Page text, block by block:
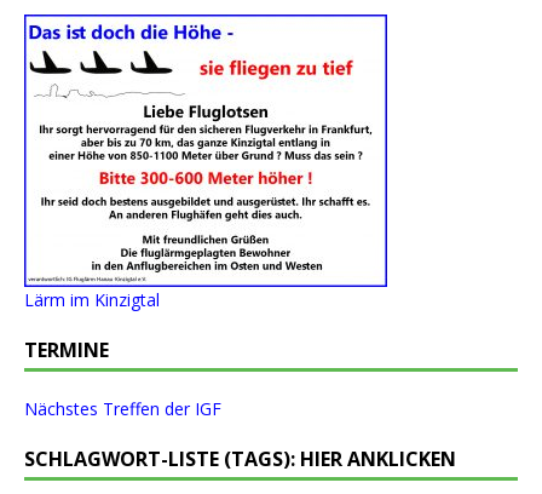
Lärm im Kinzigtal
TERMINE
Nächstes Treffen der IGF
SCHLAGWORT-LISTE (TAGS): HIER ANKLICKEN